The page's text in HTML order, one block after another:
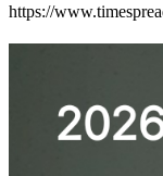
https://